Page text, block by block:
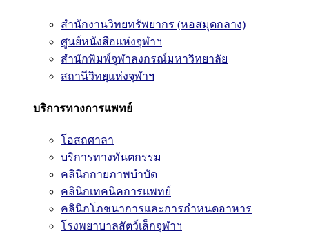
สำนักงานวิทยทรัพยากร (หอสมุดกลาง)
ศูนย์หนังสือแห่งจุฬาฯ
สำนักพิมพ์จุฬาลงกรณ์มหาวิทยาลัย
สถานีวิทยุแห่งจุฬาฯ
บริการทางการแพทย์
โอสถศาลา
บริการทางทันตกรรม
คลินิกกายภาพบำบัด
คลินิกเทคนิคการแพทย์
คลินิกโภชนาการและการกำหนดอาหาร
โรงพยาบาลสัตว์เล็กจุฬาฯ